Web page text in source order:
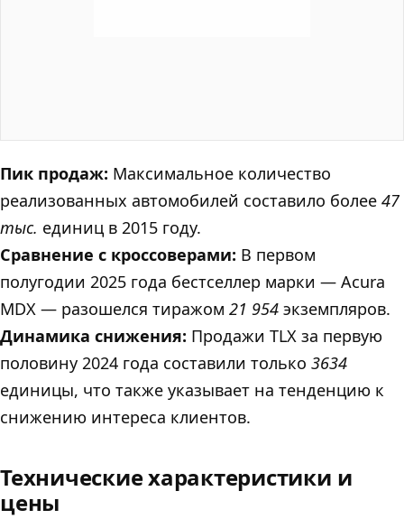
Пик продаж: Максимальное количество
реализованных автомобилей составило более 47
тыс. единиц в 2015 году.
Сравнение с кроссоверами: В первом
полугодии 2025 года бестселлер марки — Acura
MDX — разошелся тиражом 21 954 экземпляров.
Динамика снижения: Продажи TLX за первую
половину 2024 года составили только 3634
единицы, что также указывает на тенденцию к
снижению интереса клиентов.
Технические характеристики и
цены